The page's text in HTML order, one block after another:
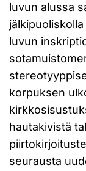
luvun alussa
luvun
korpuksen
hautakivistä
seurausta